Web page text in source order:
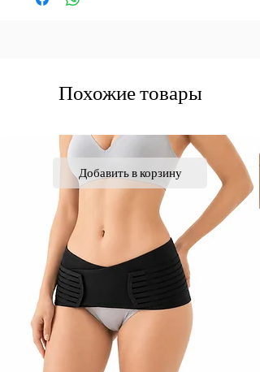
Похожие товары
Добавить в корзину